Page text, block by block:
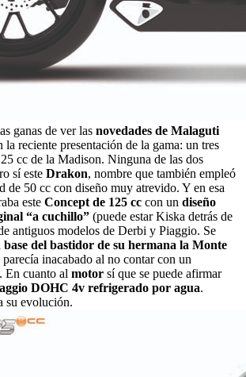
ganas de ver las novedades de Malaguti
la reciente presentación de la gama: un tres
cc de la Madison. Ninguna de las dos
sí este Drakon, nombre que también empleó
de 50 cc con diseño muy atrevido. Y en esa
este Concept de 125 cc con un diseño
“a cuchillo” (puede estar Kiska detrás de
antiguos modelos de Derbi y Piaggio. Se
base del bastidor de su hermana la Monte
inacabado al no contar con un
En cuanto al motor sí que se puede afirmar
DOHC 4v refrigerado por agua.
su evolución.